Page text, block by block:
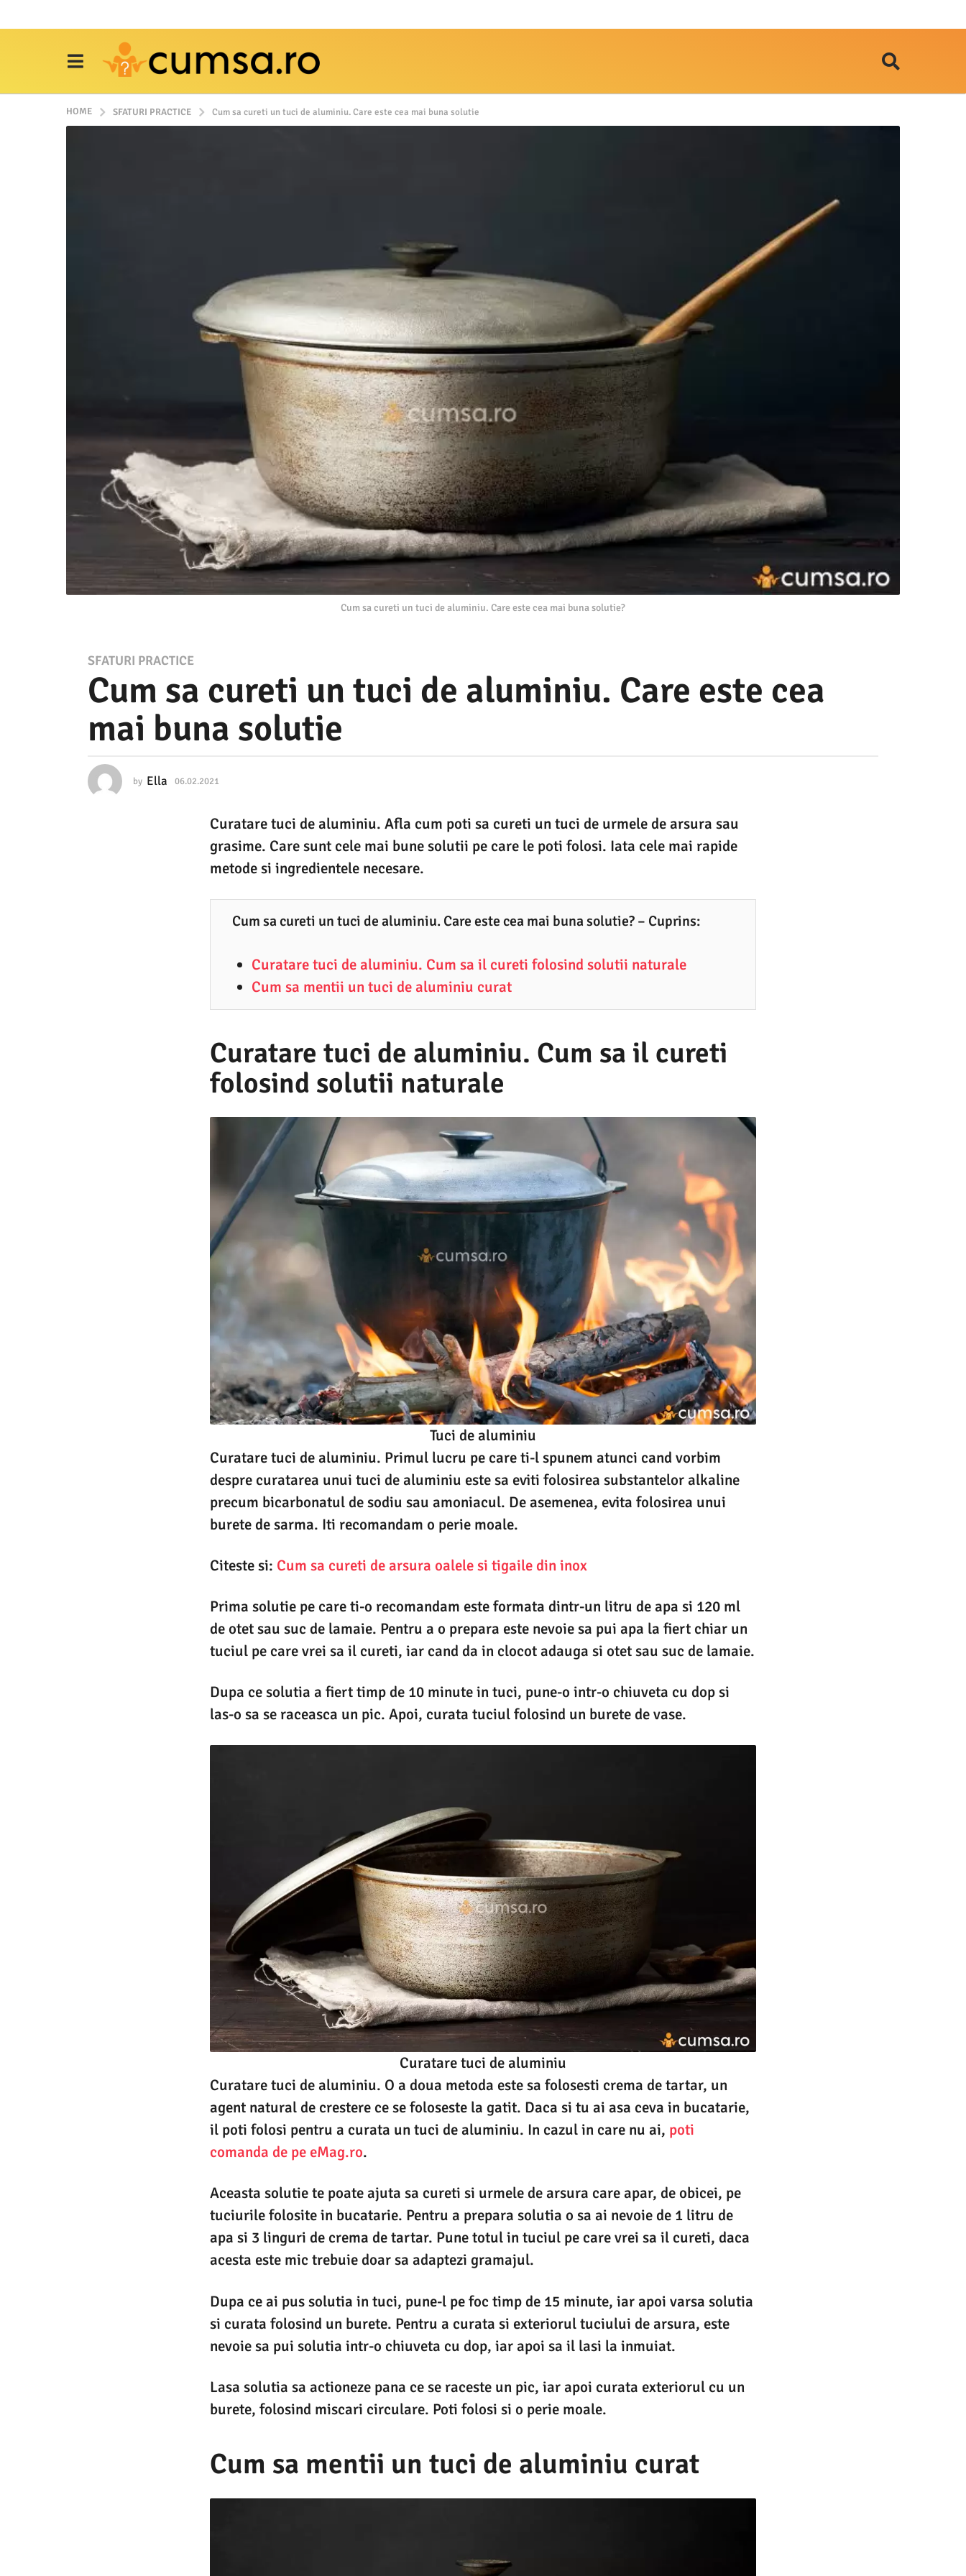
HOME SFATURI PRACTICE Cum sa cureti un tuci de aluminiu. Care este cea mai buna solutie
Cum sa cureti un tuci de aluminiu. Care este cea mai buna solutie?
0
6
.
0
.
2
SFATURI PRACTICE
Cum sa cureti un tuci de aluminiu. Care este cea
mai buna solutie
by Ella 06.02.2021
0
.
2
0
5
Curatare tuci de aluminiu. Afla cum poti sa cureti un tuci de urmele de arsura sau
grasime. Care sunt cele mai bune solutii pe care le poti folosi. Iata cele mai rapide
metode si ingredientele necesare.
Cum sa cureti un tuci de aluminiu. Care este cea mai buna solutie? – Cuprins:
Curatare tuci de aluminiu. Cum sa il cureti folosind solutii naturale
Cum sa mentii un tuci de aluminiu curat
Curatare tuci de aluminiu. Cum sa il cureti
folosind solutii naturale
Tuci de aluminiu
Curatare tuci de aluminiu. Primul lucru pe care ti-l spunem atunci cand vorbim
despre curatarea unui tuci de aluminiu este sa eviti folosirea substantelor alkaline
precum bicarbonatul de sodiu sau amoniacul. De asemenea, evita folosirea unui
burete de sarma. Iti recomandam o perie moale.
Citeste si: Cum sa cureti de arsura oalele si tigaile din inox
Prima solutie pe care ti-o recomandam este formata dintr-un litru de apa si 120 ml
de otet sau suc de lamaie. Pentru a o prepara este nevoie sa pui apa la fiert chiar un
tuciul pe care vrei sa il cureti, iar cand da in clocot adauga si otet sau suc de lamaie.
Dupa ce solutia a fiert timp de 10 minute in tuci, pune-o intr-o chiuveta cu dop si
las-o sa se raceasca un pic. Apoi, curata tuciul folosind un burete de vase.
Curatare tuci de aluminiu
Curatare tuci de aluminiu. O a doua metoda este sa folosesti crema de tartar, un
agent natural de crestere ce se foloseste la gatit. Daca si tu ai asa ceva in bucatarie,
il poti folosi pentru a curata un tuci de aluminiu. In cazul in care nu ai, poti
comanda de pe eMag.ro.
Aceasta solutie te poate ajuta sa cureti si urmele de arsura care apar, de obicei, pe
tuciurile folosite in bucatarie. Pentru a prepara solutia o sa ai nevoie de 1 litru de
apa si 3 linguri de crema de tartar. Pune totul in tuciul pe care vrei sa il cureti, daca
acesta este mic trebuie doar sa adaptezi gramajul.
Dupa ce ai pus solutia in tuci, pune-l pe foc timp de 15 minute, iar apoi varsa solutia
si curata folosind un burete. Pentru a curata si exteriorul tuciului de arsura, este
nevoie sa pui solutia intr-o chiuveta cu dop, iar apoi sa il lasi la inmuiat.
Lasa solutia sa actioneze pana ce se raceste un pic, iar apoi curata exteriorul cu un
burete, folosind miscari circulare. Poti folosi si o perie moale.
Cum sa mentii un tuci de aluminiu curat